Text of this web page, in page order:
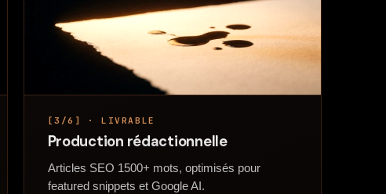
[3/6] · LIVRABLE
Production rédactionnelle
Articles SEO 1500+ mots, optimisés pour
featured snippets et Google AI.